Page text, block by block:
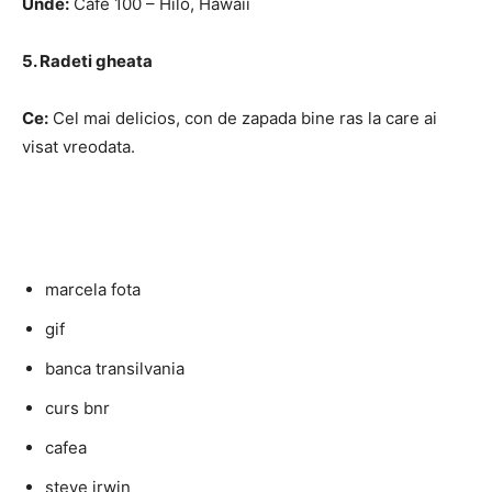
5. Radeti gheata
Ce: Cel mai delicios, con de zapada bine ras la care ai
visat vreodata.
marcela fota
gif
banca transilvania
curs bnr
cafea
steve irwin